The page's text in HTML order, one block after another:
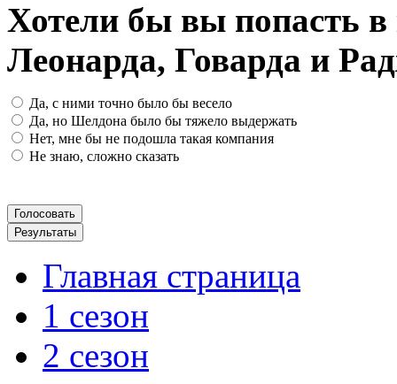
Хотели бы вы попасть
Леонарда, Говарда и
Да, с ними точно было бы весело
Да, но Шелдона было бы тяжело выдержать
Нет, мне бы не подошла такая компания
Не знаю, сложно сказать
Главная страница
1 сезон
2 сезон